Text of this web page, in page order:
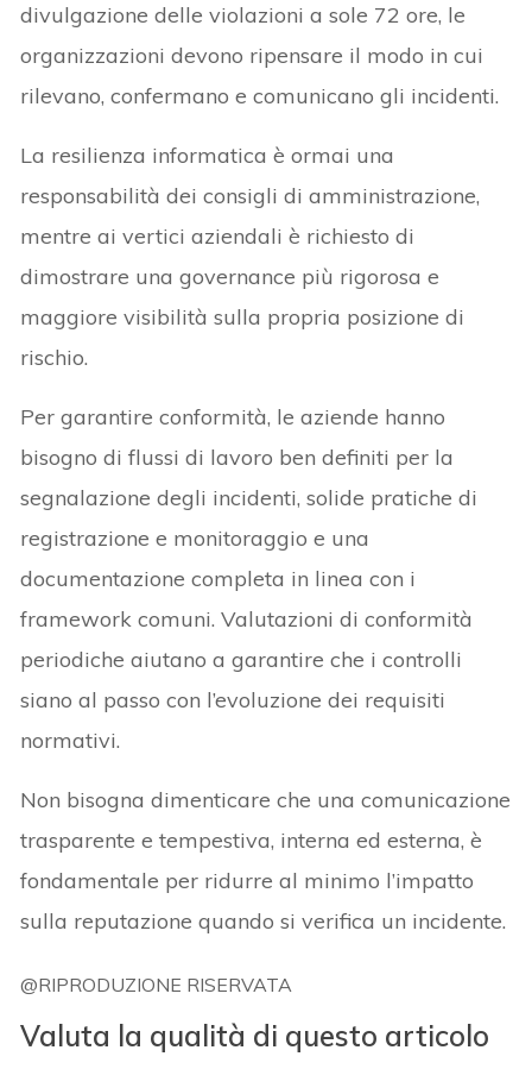
divulgazione delle violazioni a sole 72 ore, le
organizzazioni devono ripensare il modo in cui
rilevano, confermano e comunicano gli incidenti.
La resilienza informatica è ormai una
responsabilità dei consigli di amministrazione,
mentre ai vertici aziendali è richiesto di
dimostrare una governance più rigorosa e
maggiore visibilità sulla propria posizione di
rischio.
Per garantire conformità, le aziende hanno
bisogno di flussi di lavoro ben definiti per la
segnalazione degli incidenti, solide pratiche di
registrazione e monitoraggio e una
documentazione completa in linea con i
framework comuni. Valutazioni di conformità
periodiche aiutano a garantire che i controlli
siano al passo con l’evoluzione dei requisiti
normativi.
Non bisogna dimenticare che una comunicazione
trasparente e tempestiva, interna ed esterna, è
fondamentale per ridurre al minimo l’impatto
sulla reputazione quando si verifica un incidente.
@RIPRODUZIONE RISERVATA
Valuta la qualità di questo articolo